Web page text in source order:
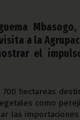
a la
el
700 hectareas
como
las